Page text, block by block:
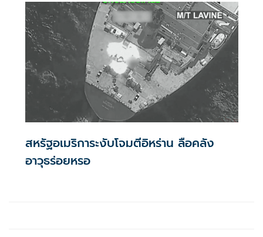
สหรัฐอเมริการะงับโจมตีอิหร่าน ลือคลัง
อาวุธร่อยหรอ